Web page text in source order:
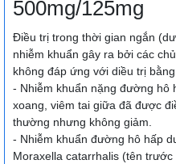
500mg/125mg
Điều trị trong thời gian ngắn
nhiễm khuẩn gây ra bởi các
không đáp ứng với diều trị
- Nhiễm khuẩn nặng đường hô
xoang, viêm tai giữa đã được
thường nhưng không giảm.
- Nhiễm khuẩn đường hô hấp
Moraxella catarrhalis (tên